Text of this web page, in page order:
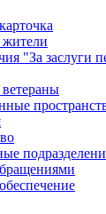
"За заслуги